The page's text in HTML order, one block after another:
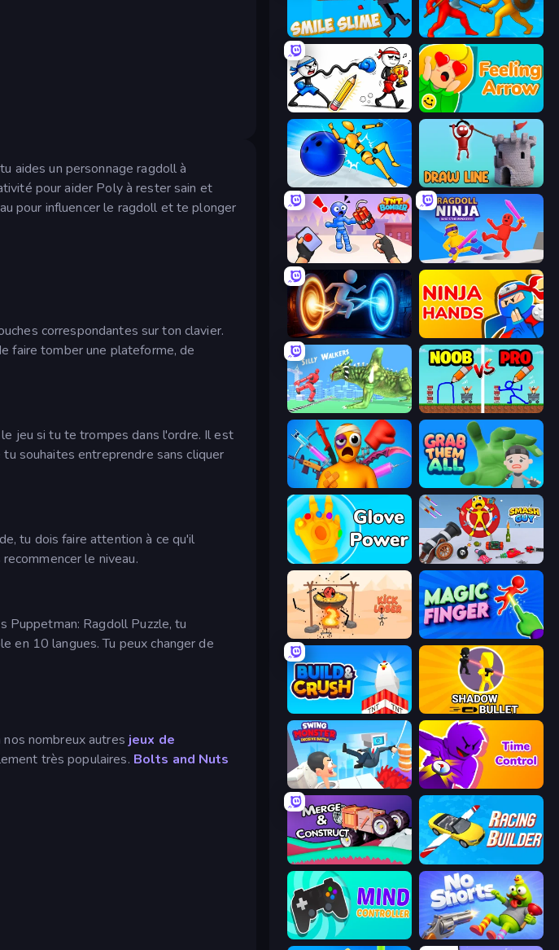
aides un personnage ragdoll à
pour aider Poly à rester sain et
pour influencer le ragdoll et te plonger
correspondantes sur ton clavier.
faire tomber une plateforme, de
jeu si tu te trompes dans l'ordre. Il est
souhaites entreprendre sans cliquer
tu dois faire attention à ce qu'il
le niveau.
Puppetman: Ragdoll Puzzle, tu
en 10 langues. Tu peux changer de
nombreux autres jeux de
très populaires. Bolts and Nuts
Smile Slime Epic Sword Battle! Fight in Arena
Doodle Smash Feeling Arrow
Playground Man! Ragdoll Show! Draw Line
TNT Bomber Ragdoll Ninja: Imposter Hero
Portal Escape Ninja Hands
Silly Walkers DOP Noob: Draw to Save
Fun Ragdoll Challenge! Grab Them All
Glove Power Smash Guy: Ragdoll Punch Hero
Kick Loser Magic Finger 3D
Build and Crush Shadow Bullet
Swing Monster: Decisive Battle Time Control!
Merge & Construct Racing Builder
Mind Controller No Shorts